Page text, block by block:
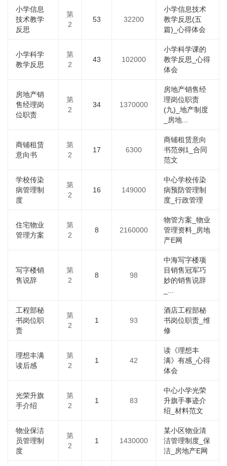
小学信息
技术教学
反思
第
2
53 32200
小学信息技术
教学反思(五
篇)_心得体会
小学科学
教学反思
第
2
43 102000
小学科学课的
教学反思_心得
体会
房地产销
售经理岗
位职责
第
2
34 1370000
房地产销售经
理岗位职责
(九)_地产制度
_房地...
商铺租赁
意向书
第
2
17 6300
商铺租赁意向
书范例1_合同
范文
学校传染
病管理制
度
第
2
16 149000
中心学校传染
病预防管理制
度_行政管理
住宅物业
管理方案
第
2
8 2160000
物管方案_物业
管理资料_房地
产E网
写字楼销
售说辞
第
2
8 98
中海写字楼项
目销售冠军巧
妙的销售说辞
工程部秘
书岗位职
责
第
2
1 93
酒店工程部秘
书岗位职责_维
修
理想丰满
读后感
第
2
1 42
读《理想丰
满》有感_心得
体会
光荣升旗
手介绍
第
2
1 83
中心小学光荣
升旗手事迹介
绍_材料范文
物业保洁
员管理制
度
第
2
1 1430000
某小区物业清
洁管理制度_保
洁_房地产E网